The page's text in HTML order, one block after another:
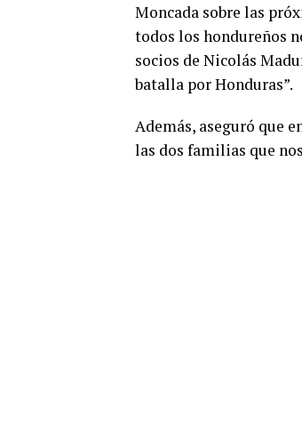
Moncada sobre las
todos los hondureños
socios de Nicolás
batalla por Honduras”.
Además, aseguró que
las dos familias que